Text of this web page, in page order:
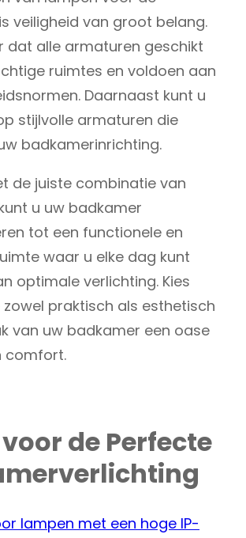
veiligheid van groot belang.
dat alle armaturen geschikt
ruimtes en voldoen aan
Daarnaast kunt u
stijlvolle armaturen die
badkamerinrichting.
de juiste combinatie van
u uw badkamer
tot een functionele en
waar u elke dag kunt
optimale verlichting. Kies
praktisch als esthetisch
van uw badkamer een oase
comfort.
de Perfecte
lampen met een hoge IP-